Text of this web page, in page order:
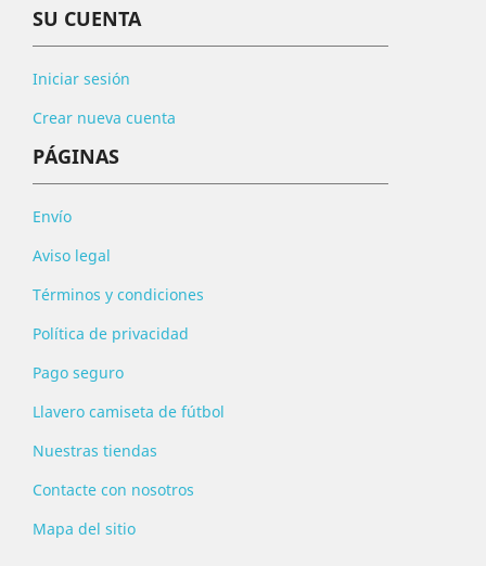
SU CUENTA
Iniciar sesión
Crear nueva cuenta
PÁGINAS
Envío
Aviso legal
Términos y condiciones
Política de privacidad
Pago seguro
Llavero camiseta de fútbol
Nuestras tiendas
Contacte con nosotros
Mapa del sitio